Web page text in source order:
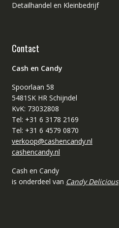
Detailhandel en Kleinbedrijf
Contact
Cash en Candy
Spoorlaan 58
5481SK HR Schijndel
KvK: 73032808
Tel: +31 6 3178 2169
Tel: +31 6 4579 0870
verkoop@cashencandy.nl
cashencandy.nl
Cash en Candy
is onderdeel van Candy Delicious